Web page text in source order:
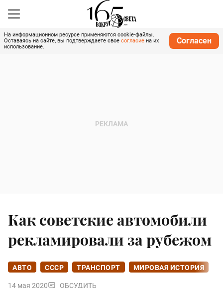
На информационном ресурсе применяются cookie-файлы.
Оставаясь на сайте, вы подтверждаете свое согласие на их
использование.
Согласен
Как советские автомобили
рекламировали за рубежом
АВТО СССР ТРАНСПОРТ МИРОВАЯ ИСТОРИЯ
14 мая 2020 ОБСУДИТЬ